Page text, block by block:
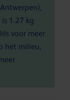
1.27 kg
voor meer
het milieu,